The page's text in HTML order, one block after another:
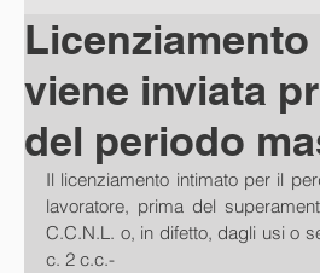
viene inviata
del periodo
Il licenziamento intimato per il
lavoratore, prima del
C.C.N.L. o, in difetto, dagli usi o
c. 2 c.c.-